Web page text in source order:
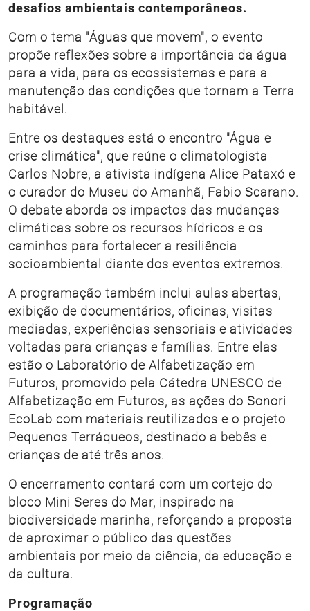
desafios ambientais contemporâneos.
Com o tema "Águas que movem", o evento
propõe reflexões sobre a importância da água
para a vida, para os ecossistemas e para a
manutenção das condições que tornam a Terra
habitável.
Entre os destaques está o encontro "Água e
crise climática", que reúne o climatologista
Carlos Nobre, a ativista indígena Alice Pataxó e
o curador do Museu do Amanhã, Fabio Scarano.
O debate aborda os impactos das mudanças
climáticas sobre os recursos hídricos e os
caminhos para fortalecer a resiliência
socioambiental diante dos eventos extremos.
A programação também inclui aulas abertas,
exibição de documentários, oficinas, visitas
mediadas, experiências sensoriais e atividades
voltadas para crianças e famílias. Entre elas
estão o Laboratório de Alfabetização em
Futuros, promovido pela Cátedra UNESCO de
Alfabetização em Futuros, as ações do Sonori
EcoLab com materiais reutilizados e o projeto
Pequenos Terráqueos, destinado a bebês e
crianças de até três anos.
O encerramento contará com um cortejo do
bloco Mini Seres do Mar, inspirado na
biodiversidade marinha, reforçando a proposta
de aproximar o público das questões
ambientais por meio da ciência, da educação e
da cultura.
Programação